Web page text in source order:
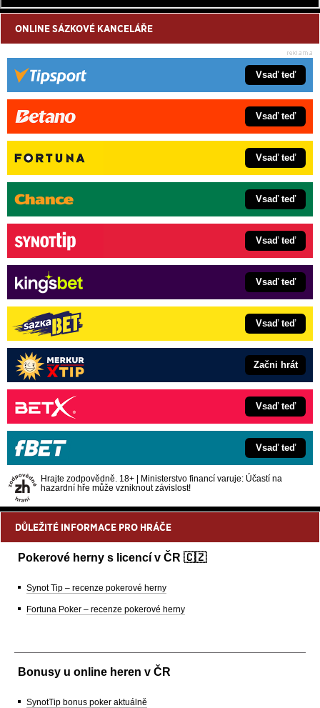
ONLINE SÁZKOVÉ KANCELÁŘE
Vsaď teď
Vsaď teď
Vsaď teď
Vsaď teď
Vsaď teď
Vsaď teď
Vsaď teď
Začni hrát
Vsaď teď
Vsaď teď
Hrajte zodpovědně. 18+ | Ministerstvo financí varuje: Účastí na
hazardní hře může vzniknout závislost!
DŮLEŽITÉ INFORMACE PRO HRÁČE
Pokerové herny s licencí v ČR 🇨🇿
Synot Tip – recenze pokerové herny
Fortuna Poker – recenze pokerové herny
Bonusy u online heren v ČR
SynotTip bonus poker aktuálně